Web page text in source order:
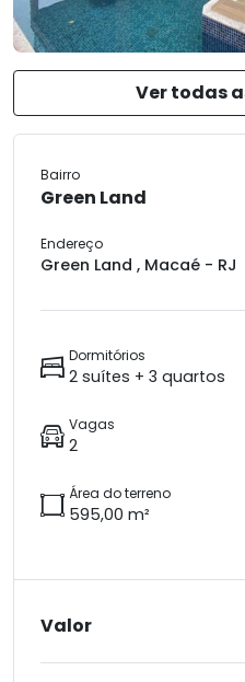
Ver todas
Bairro
Green Land
Endereço
Green Land , Macaé - RJ
Dormitórios
2 suítes + 3 quartos
Vagas
2
Área do terreno
595,00 m²
Valor